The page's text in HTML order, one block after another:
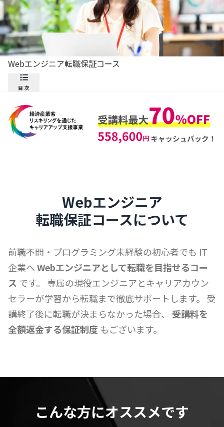
Webエンジニア転職保証コース
目次
Webエンジニア
転職保証コースについて
前職不問・プログラミング未経験の初心者でも IT
企業へWebエンジニアとして転職を目指せるコー
ス です。 専属の現役エンジニアとキャリアカウン
セラーが学習から転職まで徹底サポートします。 受
講終了後に転職が決まらなかった場合、 受講料を
全額返金する保証制度 もございます。
こんな方にオススメです